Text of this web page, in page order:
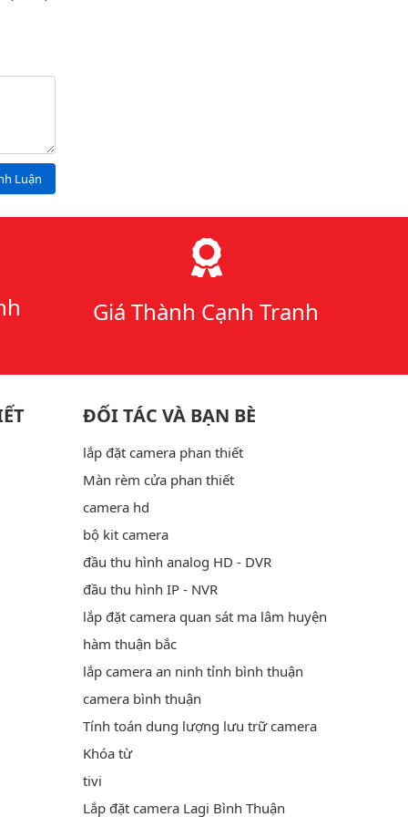
Luận
Giá Thành Cạnh Tranh
ĐỐI TÁC VÀ BẠN BÈ
lắp đặt camera phan thiết
Màn rèm cửa phan thiết
camera hd
bộ kit camera
đầu thu hình analog HD - DVR
đầu thu hình IP - NVR
lắp đặt camera quan sát ma lâm huyện
hàm thuận bắc
lắp camera an ninh tỉnh bình thuận
camera bình thuận
Tính toán dung lượng lưu trữ camera
Khóa từ
tivi
Lắp đặt camera Lagi Bình Thuận